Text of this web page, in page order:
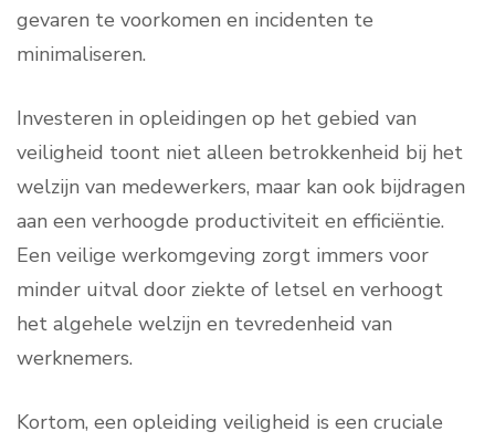
gevaren te voorkomen en incidenten te
minimaliseren.
Investeren in opleidingen op het gebied van
veiligheid toont niet alleen betrokkenheid bij het
welzijn van medewerkers, maar kan ook bijdragen
aan een verhoogde productiviteit en efficiëntie.
Een veilige werkomgeving zorgt immers voor
minder uitval door ziekte of letsel en verhoogt
het algehele welzijn en tevredenheid van
werknemers.
Kortom, een opleiding veiligheid is een cruciale